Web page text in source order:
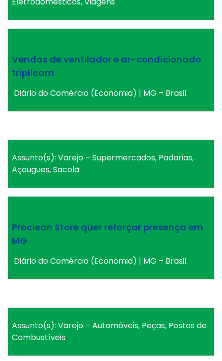
Vendas de ventilador e ar-condicionado
triplicam
Diário do Comércio (Economia) | MG – Brasil
Assunto(s): Varejo – Supermercados, Padarias,
Açougues, Sacolã
Proclean Store quer reforçar presença em
MG
Diário do Comércio (Economia) | MG – Brasil
Assunto(s): Varejo – Automóveis, Peças, Postos de
Combustíveis